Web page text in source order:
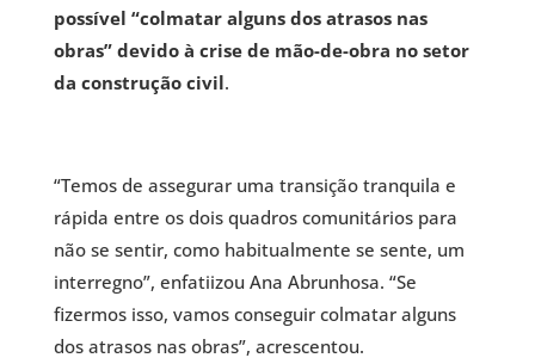
possível “colmatar alguns dos atrasos nas
obras” devido à crise de mão-de-obra no setor
da construção civil.
“Temos de assegurar uma transição tranquila e
rápida entre os dois quadros comunitários para
não se sentir, como habitualmente se sente, um
interregno”, enfatiizou Ana Abrunhosa. “Se
fizermos isso, vamos conseguir colmatar alguns
dos atrasos nas obras”, acrescentou.